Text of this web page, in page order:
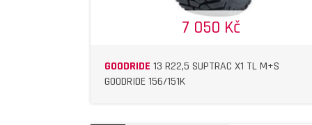
7 050 Kč
GOODRIDE 13 R22,5 SUPTRAC X1 TL M+S
GOODRIDE 156/151K